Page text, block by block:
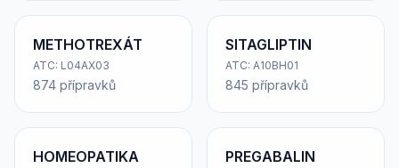
METHOTREXÁT
ATC: L04AX03
874 přípravků
SITAGLIPTIN
ATC: A10BH01
845 přípravků
HOMEOPATIKA
PREGABALIN